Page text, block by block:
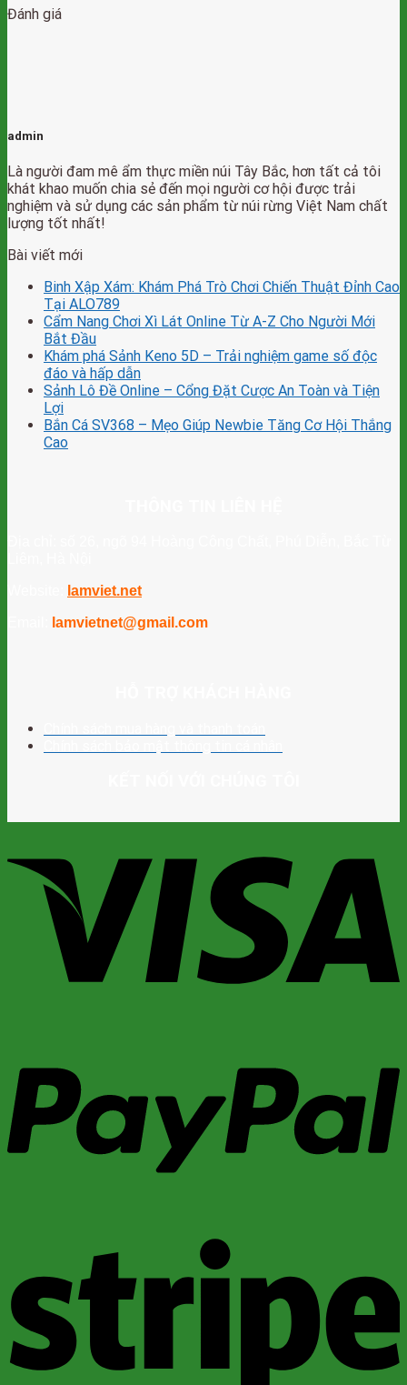
Đánh giá
admin
Là người đam mê ẩm thực miền núi Tây Bắc, hơn tất cả tôi
khát khao muốn chia sẻ đến mọi người cơ hội được trải
nghiệm và sử dụng các sản phẩm từ núi rừng Việt Nam chất
lượng tốt nhất!
Bài viết mới
Binh Xập Xám: Khám Phá Trò Chơi Chiến Thuật Đỉnh Cao
Tại ALO789
Cẩm Nang Chơi Xì Lát Online Từ A-Z Cho Người Mới
Bắt Đầu
Khám phá Sảnh Keno 5D – Trải nghiệm game số độc
đáo và hấp dẫn
Sảnh Lô Đề Online – Cổng Đặt Cược An Toàn và Tiện
Lợi
Bắn Cá SV368 – Mẹo Giúp Newbie Tăng Cơ Hội Thắng
Cao
lamviet.net
lamvietnet@gmail.com